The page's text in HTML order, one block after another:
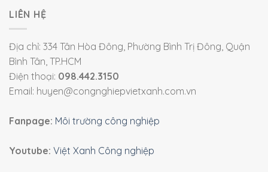
LIÊN HỆ
Địa chỉ: 334 Tân Hòa Đông, Phường Bình Trị Đông, Quận
Bình Tân, TP.HCM
Điện thoại: 098.442.3150
Email: huyen@congnghiepvietxanh.com.vn
Fanpage: Môi trường công nghiệp
Youtube: Việt Xanh Công nghiệp